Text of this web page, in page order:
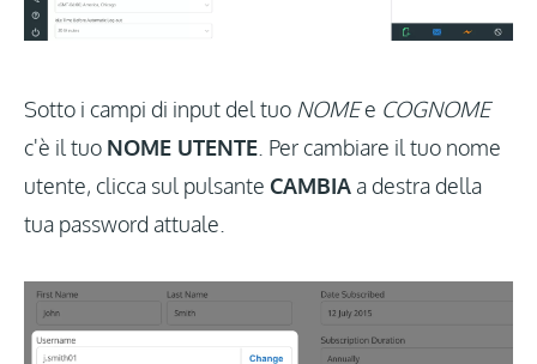
Sotto i campi di input del tuo NOMEe COGNOME
c'è il tuo NOME UTENTE . Per cambiare il tuo nome
utente, clicca sul pulsante CAMBIA a destra della
tua password attuale.